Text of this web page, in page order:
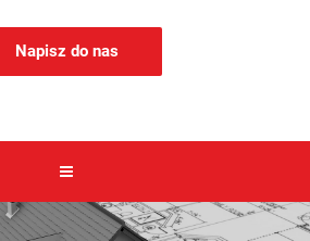
Napisz do nas